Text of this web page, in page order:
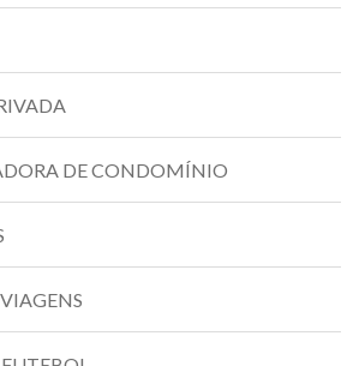
DE CONDOMÍNIO